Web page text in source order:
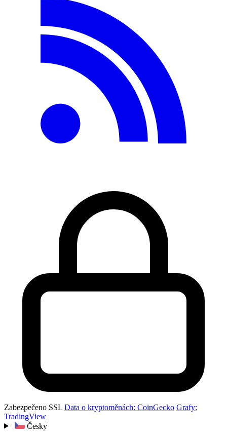
Zabezpečeno SSL Data o kryptoměnách: CoinGecko Grafy:
TradingView
Česky